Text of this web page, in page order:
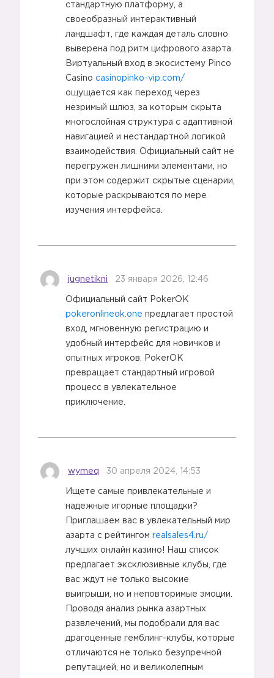
стандартную платформу, а
своеобразный интерактивный
ландшафт, где каждая деталь словно
выверена под ритм цифрового азарта.
Виртуальный вход в экосистему Pinco
Casino casinopinko-vip.com/
ощущается как переход через
незримый шлюз, за которым скрыта
многослойная структура с адаптивной
навигацией и нестандартной логикой
взаимодействия. Официальный сайт не
перегружен лишними элементами, но
при этом содержит скрытые сценарии,
которые раскрываются по мере
изучения интерфейса.
jugnetikni 23 января 2026, 12:46
Официальный сайт PokerOK
pokeronlineok.one предлагает простой
вход, мгновенную регистрацию и
удобный интерфейс для новичков и
опытных игроков. PokerOK
превращает стандартный игровой
процесс в увлекательное
приключение.
wymeq 30 апреля 2024, 14:53
Ищете самые привлекательные и
надежные игорные площадки?
Приглашаем вас в увлекательный мир
азарта с рейтингом realsales4.ru/
лучших онлайн казино! Наш список
предлагает эксклюзивные клубы, где
вас ждут не только высокие
выигрыши, но и неповторимые эмоции.
Проводя анализ рынка азартных
развлечений, мы подобрали для вас
драгоценные гемблинг-клубы, которые
отличаются не только безупречной
репутацией, но и великолепным